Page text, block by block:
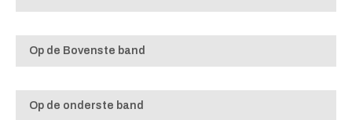
Op de Bovenste band
Op de onderste band